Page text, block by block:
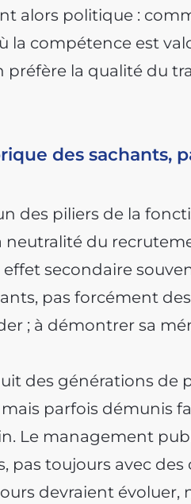
alors politique :
la compétence est
préfère la qualité du
des sachants,
des piliers de la
neutralité du
effet secondaire
pas forcément
; à démontrer sa
des générations de
parfois démunis
Le management
pas toujours avec
devraient évoluer,